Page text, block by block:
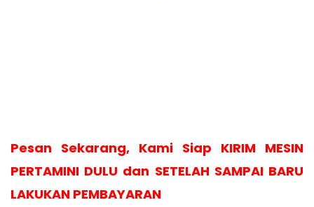
Pesan Sekarang, Kami Siap KIRIM MESIN
PERTAMINI DULU dan SETELAH SAMPAI BARU
LAKUKAN PEMBAYARAN